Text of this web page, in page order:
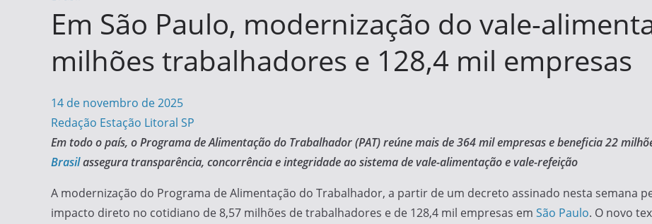
Em São Paulo, modernização do vale-
milhões trabalhadores e 128,4 mil empresas
14 de novembro de 2025
Redação Estação Litoral SP
Em todo o país, o Programa de Alimentação do Trabalhador (PAT) reúne mais de 364 mil empresas e beneficia 22
Brasilassegura transparência, concorrência e integridade ao sistema de vale-alimentação e vale-refeição
A modernização do Programa de Alimentação do Trabalhador, a partir de um decreto assinado nesta semana
impacto direto no cotidiano de 8,57 milhões de trabalhadores e de 128,4 mil empresas em São Paulo. O novo